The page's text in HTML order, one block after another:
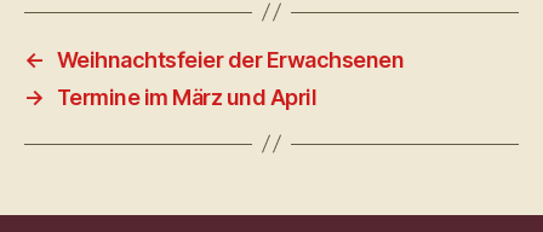
← Weihnachtsfeier der Erwachsenen
→
Termine im März und April